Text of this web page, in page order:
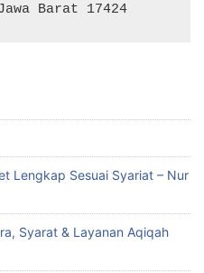
Barat 17424
Lengkap Sesuai Syariat – Nur
Syarat & Layanan Aqiqah